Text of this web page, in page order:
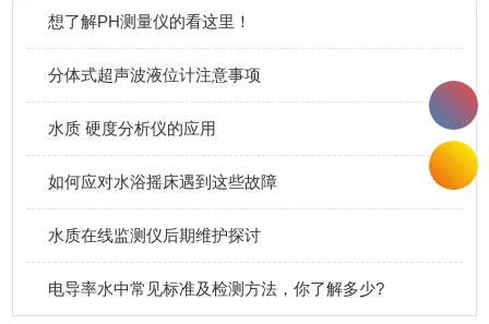
想了解PH测量仪的看这里！
分体式超声波液位计注意事项
水质 硬度分析仪的应用
如何应对水浴摇床遇到这些故障
水质在线监测仪后期维护探讨
电导率水中常见标准及检测方法，你了解多少?